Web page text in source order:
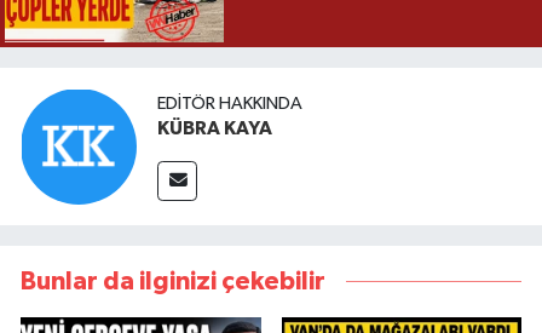
EDITÖR HAKKINDA
KÜBRA KAYA
Bunlar da ilginizi çekebilir